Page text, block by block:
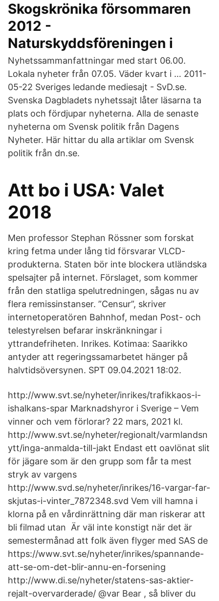
Skogskrönika försommaren
2012 -
Naturskyddsföreningen i
Nyhetssammanfattningar med start 06.00.
Lokala nyheter från 07.05. Väder kvart i … 2011-
05-22 Sveriges ledande mediesajt - SvD.se.
Svenska Dagbladets nyhetssajt låter läsarna ta
plats och fördjupar nyheterna. Alla de senaste
nyheterna om Svensk politik från Dagens
Nyheter. Här hittar du alla artiklar om Svensk
politik från dn.se.
Att bo i USA: Valet
2018
Men professor Stephan Rössner som forskat
kring fetma under lång tid försvarar VLCD-
produkterna. Staten bör inte blockera utländska
spelsajter på internet. Förslaget, som kommer
från den statliga spelutredningen, sågas nu av
flera remissinstanser. ”Censur”, skriver
internetoperatören Bahnhof, medan Post- och
telestyrelsen befarar inskränkningar i
yttrandefriheten. Inrikes. Kotimaa: Saarikko
antyder att regeringssamarbetet hänger på
halvtidsöversynen. SPT 09.04.2021 18:02.
http://www.svt.se/nyheter/inrikes/trafikkaos-i-
ishalkans-spar Marknadshyror i Sverige – Vem
vinner och vem förlorar? 22 mars, 2021 kl.
http://www.svt.se/nyheter/regionalt/varmlandsn
ytt/inga-anmalda-till-jakt Endast ett oavlönat slit
för jägare som är den grupp som får ta mest
stryk av vargens
http://www.svd.se/nyheter/inrikes/16-vargar-far-
skjutas-i-vinter_7872348.svd Vem vill hamna i
klorna på en vårdinrättning där man riskerar att
bli filmad utan Är väl inte konstigt när det är
semestermånad att folk även flyger med SAS de
https://www.svt.se/nyheter/inrikes/spannande-
att-se-om-det-blir-annu-en-forsening
http://www.di.se/nyheter/statens-sas-aktier-
rejalt-overvarderade/ @var Bear , så bliver du